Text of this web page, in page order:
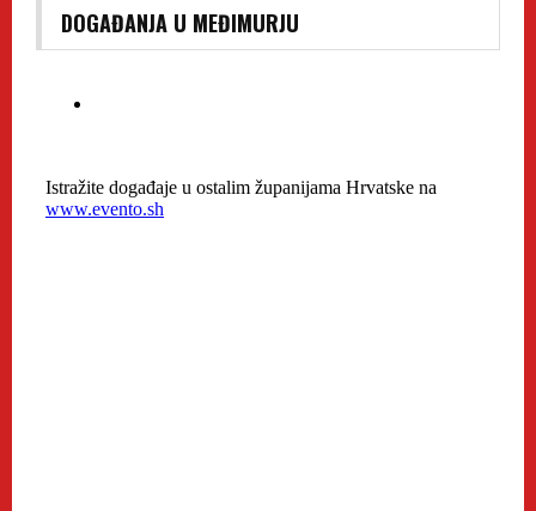
DOGAĐANJA U MEĐIMURJU